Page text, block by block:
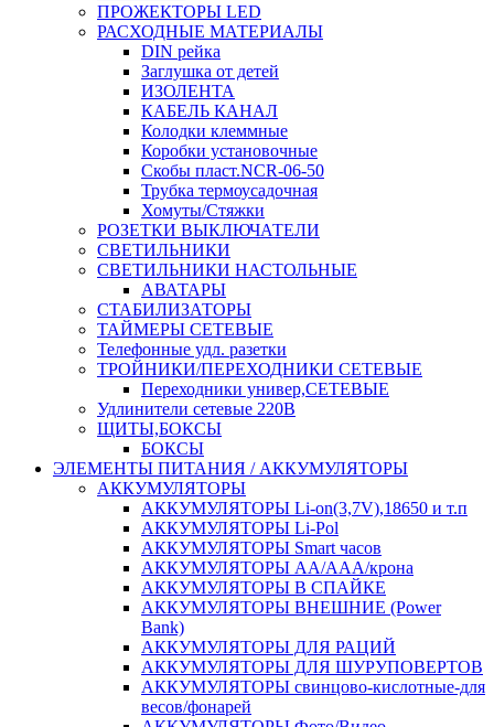
ПРОЖЕКТОРЫ LED
РАСХОДНЫЕ МАТЕРИАЛЫ
DIN рейка
Заглушка от детей
ИЗОЛЕНТА
КАБЕЛЬ КАНАЛ
Колодки клеммные
Коробки установочные
Скобы пласт.NCR-06-50
Трубка термоусадочная
Хомуты/Стяжки
РОЗЕТКИ ВЫКЛЮЧАТЕЛИ
СВЕТИЛЬНИКИ
СВЕТИЛЬНИКИ НАСТОЛЬНЫЕ
АВАТАРЫ
СТАБИЛИЗАТОРЫ
ТАЙМЕРЫ СЕТЕВЫЕ
Телефонные удл. разетки
ТРОЙНИКИ/ПЕРЕХОДНИКИ СЕТЕВЫЕ
Переходники универ,СЕТЕВЫЕ
Удлинители сетевые 220В
ЩИТЫ,БОКСЫ
БОКСЫ
ЭЛЕМЕНТЫ ПИТАНИЯ / АККУМУЛЯТОРЫ
АККУМУЛЯТОРЫ
АККУМУЛЯТОРЫ Li-on(3,7V),18650 и т.п
АККУМУЛЯТОРЫ Li-Pol
АККУМУЛЯТОРЫ Smart часов
АККУМУЛЯТОРЫ АА/ААА/крона
АККУМУЛЯТОРЫ В СПАЙКЕ
АККУМУЛЯТОРЫ ВНЕШНИЕ (Power
Bank)
АККУМУЛЯТОРЫ ДЛЯ РАЦИЙ
АККУМУЛЯТОРЫ ДЛЯ ШУРУПОВЕРТОВ
АККУМУЛЯТОРЫ свинцово-кислотные-для
весов/фонарей